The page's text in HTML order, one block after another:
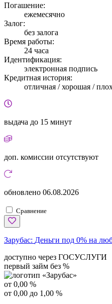
Погашение:
ежемесячно
Залог:
без залога
Время работы:
24 часа
Идентификация:
электронная подпись
Кредитная история:
отличная / хорошая /
выдача до 15 минут
доп. комиссии отсутствуют
обновлено 06.08.2026
Сравнение
Зарубас: Деньги под 0% на
доступно через ГОСУСЛУГИ
первый займ без %
от 0,00 %
от 0,00 до 1,00 %